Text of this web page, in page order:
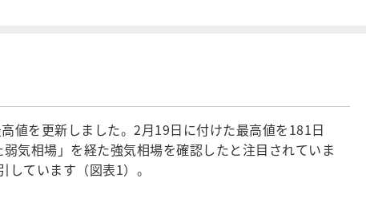
値を更新しました。2月19日に付けた最高値を181日
気相場」を経た強気相場を確認したと注目されていま
ています（図表1）。